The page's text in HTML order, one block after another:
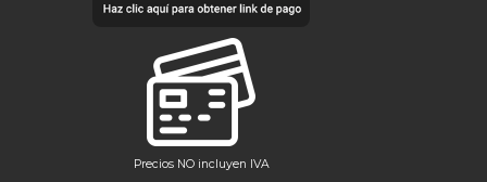
Precios NO incluyen IVA